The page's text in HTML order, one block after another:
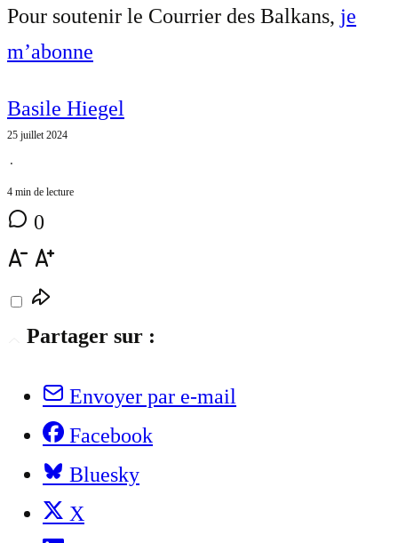
Pour soutenir le Courrier des Balkans, je
m’abonne
Basile Hiegel
25 juillet 2024
⋅
4 min de lecture
0
Partager sur :
Envoyer par e-mail
Facebook
Bluesky
X